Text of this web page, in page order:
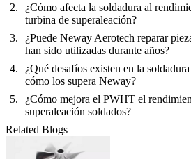
¿Cómo afecta la soldadura al
turbina de superaleación?
¿Puede Neway Aerotech reparar
han sido utilizadas durante años?
¿Qué desafíos existen en la
cómo los supera Neway?
¿Cómo mejora el PWHT el
superaleación soldados?
Related Blogs